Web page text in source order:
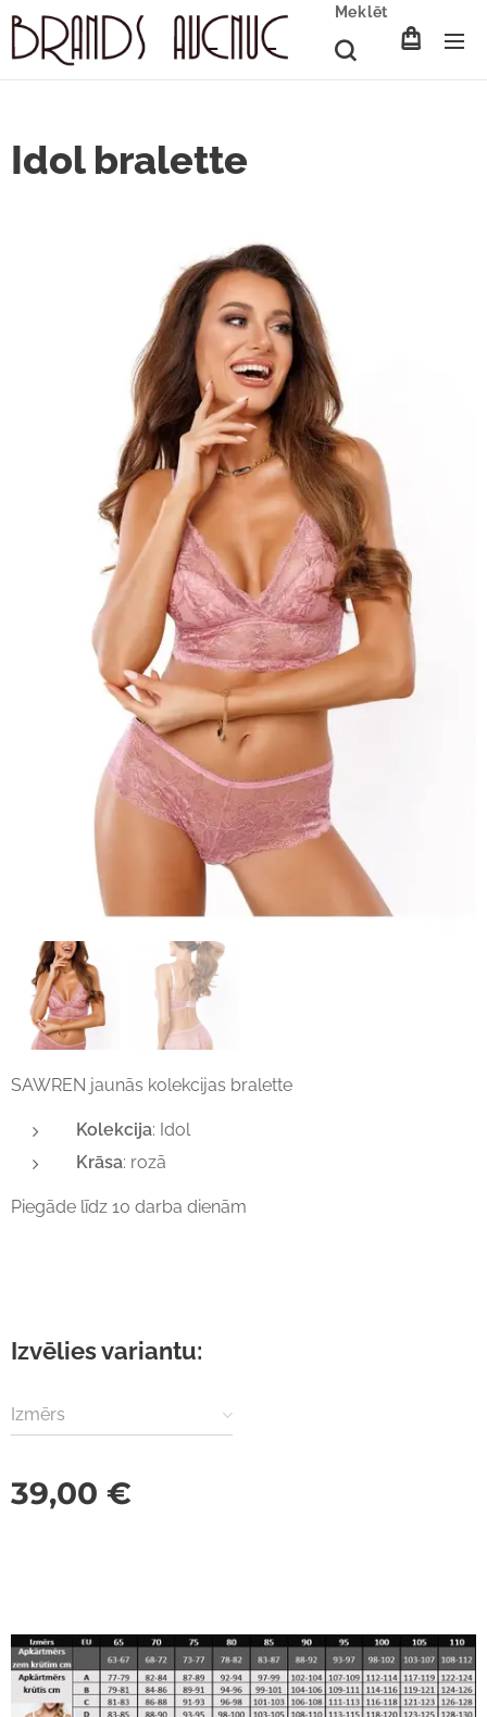
Meklēt
Idol bralette
SAWREN jaunās kolekcijas bralette
Kolekcija: Idol
Krāsa: rozā
Piegāde līdz 10 darba dienām
Izvēlies variantu:
Izmērs
39,00 €